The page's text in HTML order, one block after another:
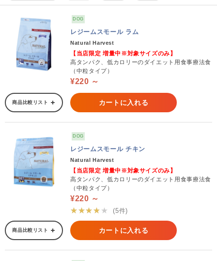
DOG
レジームスモール ラム
Natural Harvest
【当店限定 増量中※対象サイズのみ】
高タンパク、低カロリーのダイエット用食事療法食
（中粒タイプ）
¥220 ～
商品比較リスト カートに入れる
DOG
レジームスモール チキン
Natural Harvest
【当店限定 増量中※対象サイズのみ】
高タンパク、低カロリーのダイエット用食事療法食
（中粒タイプ）
¥220 ～
★★★★★
(5件)
商品比較リスト カートに入れる